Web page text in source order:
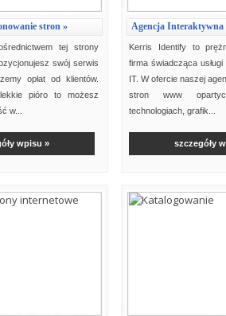
stron »
tej strony
swój serwis
opłat od klientów.
pióro to możesz
w...
wpisu »
Agencja
Kerris Identify to
firma świadcząca
IT. W ofercie naszej
stron www
technologiach, grafik...
szczegóły